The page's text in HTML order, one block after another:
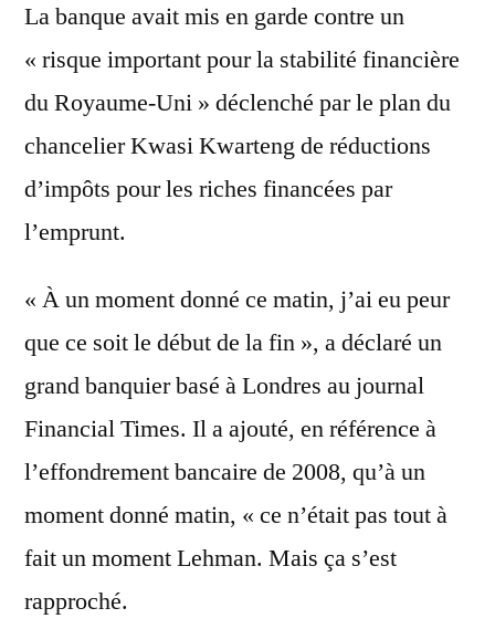
La banque avait mis en garde contre un
« risque important pour la stabilité financière
du Royaume-Uni » déclenché par le plan du
chancelier Kwasi Kwarteng de réductions
d’impôts pour les riches financées par
l’emprunt.
« À un moment donné ce matin, j’ai eu peur
que ce soit le début de la fin », a déclaré un
grand banquier basé à Londres au journal
Financial Times. Il a ajouté, en référence à
l’effondrement bancaire de 2008, qu’à un
moment donné matin, « ce n’était pas tout à
fait un moment Lehman. Mais ça s’est
rapproché.